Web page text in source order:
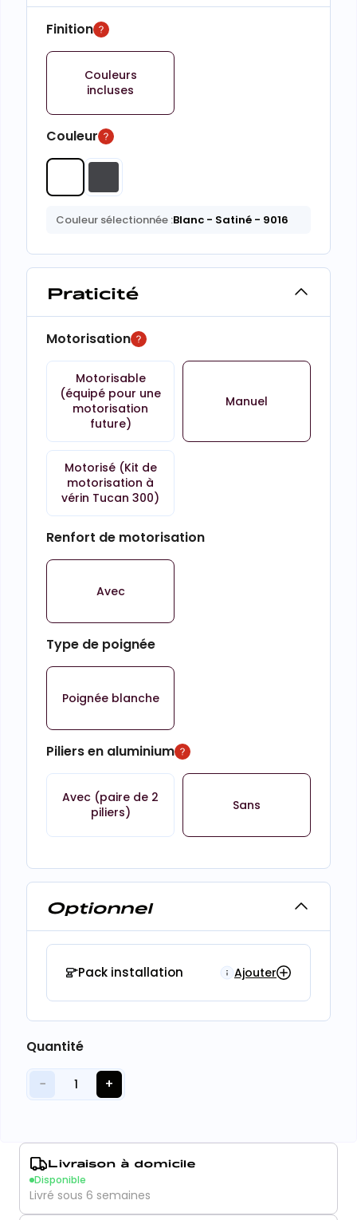
Finition
Couleurs
incluses
Couleur
Couleur sélectionnée :Blanc - Satiné - 9016
Praticité
Motorisation
Motorisable
(équipé pour une
motorisation
future)
Manuel
Motorisé (Kit de
motorisation à
vérin Tucan 300)
Renfort de motorisation
Avec
Type de poignée
Poignée blanche
Piliers en aluminium
Avec (paire de 2
piliers)
Sans
Optionnel
Pack installation Ajouter
Quantité
− 1 +
Livraison à domicile
Disponible
Livré sous 6 semaines